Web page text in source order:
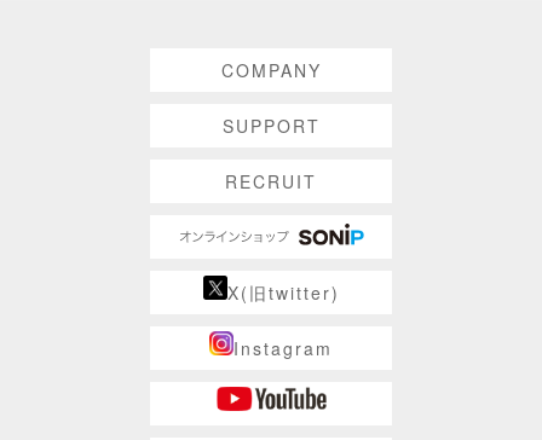
COMPANY
SUPPORT
RECRUIT
X(旧twitter)
Instagram